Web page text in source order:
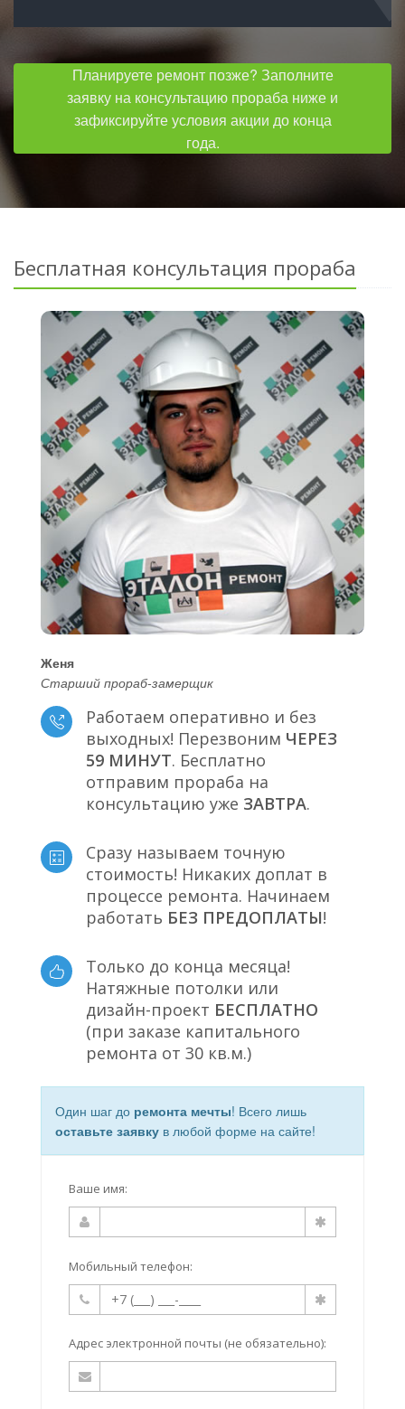
Планируете ремонт позже? Заполните
заявку на консультацию прораба ниже и
зафиксируйте условия акции до конца
года.
Бесплатная консультация прораба
Женя
Старший прораб-замерщик
Работаем оперативно и без
выходных! Перезвоним ЧЕРЕЗ
59 МИНУТ. Бесплатно
отправим прораба на
консультацию уже ЗАВТРА.
Сразу называем точную
стоимость! Никаких доплат в
процессе ремонта. Начинаем
работать БЕЗ ПРЕДОПЛАТЫ!
Только до конца месяца!
Натяжные потолки или
дизайн-проект БЕСПЛАТНО
(при заказе капитального
ремонта от 30 кв.м.)
Один шаг до ремонта мечты! Всего лишь
оставьте заявку в любой форме на сайте!
Ваше имя:
Мобильный телефон:
Адрес электронной почты (не обязательно):